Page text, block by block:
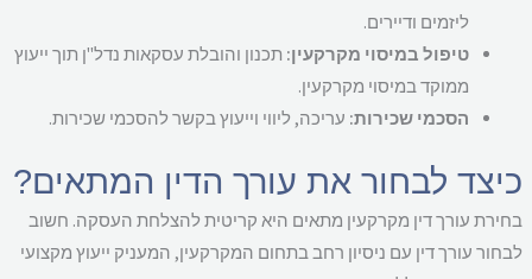
ליזמים ודיירים.
טיפול במיסוי מקרקעין:תכנון והובלת עסקאות נדל"ן תוך ייעוץ
ממוקד במיסוי מקרקעין.
הסכמי שכירות:עריכה, ליווי וייעוץ בקשר להסכמי שכירות.
לבחור את עורך הדין המתאים?
עורך דין מקרקעין מתאים היא קריטית להצלחת העסקה. חשוב
עורך דין עם ניסיון רחב בתחום המקרקעין, המעניק ייעוץ מקצועי